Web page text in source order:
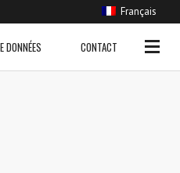
EVENEMENTS
Coulée de boue
(11)
Crue sans inondation(265)
Français
DONNÉES CONTACT